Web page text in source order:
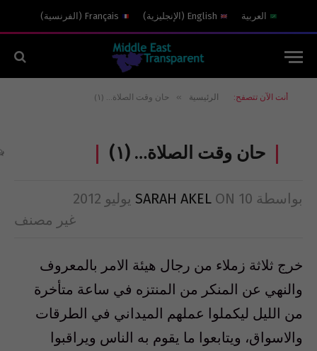
العربية English
( الإنجليزية)
Français
( الفرنسية)
أنت الآن تتصفح: الرئيسية » حان وقت الصلاة… (١)
حان وقت الصلاة… (١)
بواسطة SARAH AKEL ON 10 يوليو 2012
غير مصنف
خرج ثلاثة زملاء من رجال هيئة الامر بالمعروف
والنهي عن المنكر من المنتزه في ساعة متأخرة
من الليل ليكملوا عملهم الميداني في الطرقات
والاسواق، ويتابعوا ما يقوم به الناس ويراقبوا